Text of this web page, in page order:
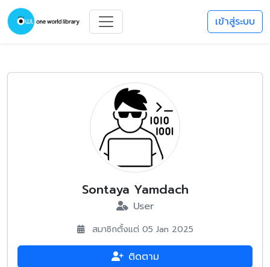
เข้าสู่ระบบ
Sontaya Yamdach
User
สมาชิกตั้งแต่ 05 Jan 2025
ติดตาม